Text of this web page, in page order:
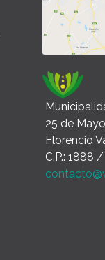
25 de
Florencio
C.P.: 1888